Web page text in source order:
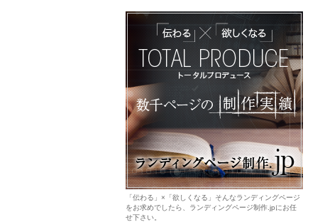
「伝わる」×「欲しくなる」そんなランディングページ
をお求めでしたら、ランディングページ制作.jpにお任
せ下さい。